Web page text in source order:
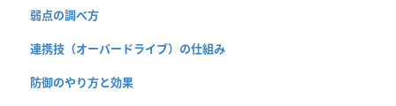
弱点の調べ方
連携技（オーバードライブ）の仕組み
防御のやり方と効果